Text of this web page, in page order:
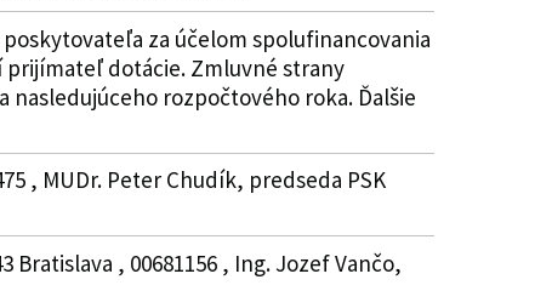
za účelom spolufinancovania
prijímateľ dotácie. Zmluvné strany
rozpočtového roka. Ďalšie
, MUDr. Peter Chudík, predseda PSK
, 00681156 , Ing. Jozef Vančo,